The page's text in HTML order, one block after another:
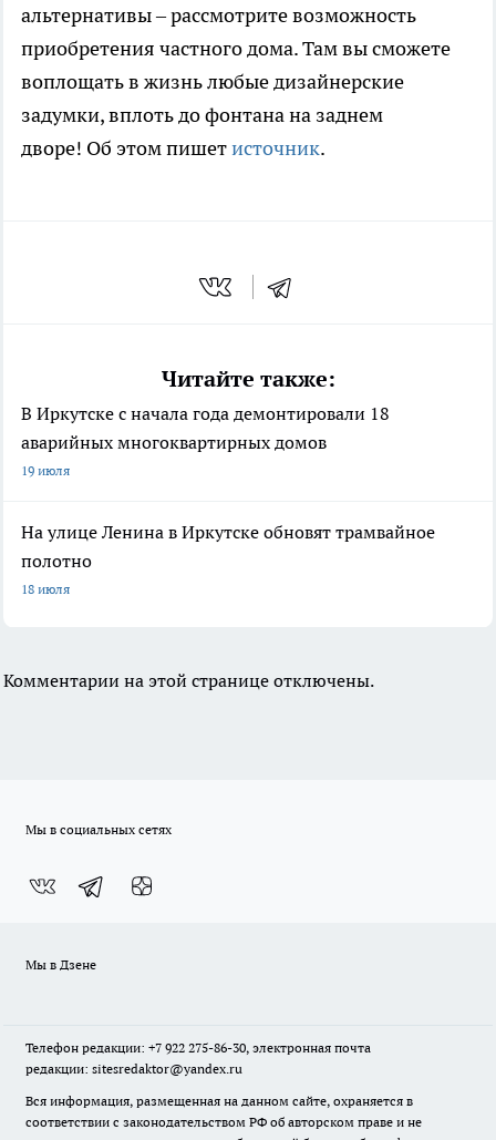
альтернативы – рассмотрите возможность
приобретения частного дома. Там вы сможете
воплощать в жизнь любые дизайнерские
задумки, вплоть до фонтана на заднем
дворе! Об этом пишетисточник.
Читайте также:
В Иркутске с начала года демонтировали 18
аварийных многоквартирных домов
19 июля
На улице Ленина в Иркутске обновят трамвайное
полотно
18 июля
Комментарии на этой странице отключены.
Мы в социальных сетях
Мы в Дзене
Телефон редакции: +7 922 275-86-30, электронная почта
редакции: sitesredaktor@yandex.ru
Вся информация, размещенная на данном сайте, охраняется в
соответствии с законодательством РФ об авторском праве и не